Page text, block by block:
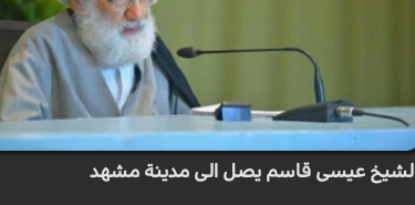
الشيخ عيسى قاسم يصل الى مدينة مشهد